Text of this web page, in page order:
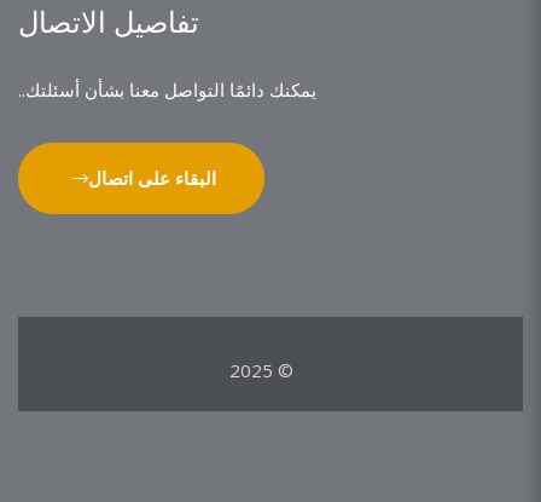
تفاصيل الاتصال
يمكنك دائمًا التواصل معنا بشأن أسئلتك..
البقاء على اتصال
© 2025